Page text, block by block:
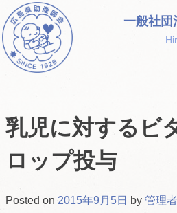
Skip
to
content
一般社
乳児に対するビ
ロップ投与
Posted on 2015年9月5日 by 管理者